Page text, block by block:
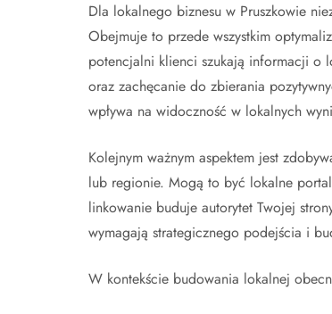
Dla lokalnego biznesu w Pruszkowie
Obejmuje to przede wszystkim
potencjalni klienci szukają informacji o
oraz zachęcanie do zbierania
wpływa na widoczność w lokalnych
Kolejnym ważnym aspektem jest
lub regionie. Mogą to być lokalne
linkowanie buduje autorytet Twojej
wymagają strategicznego podejścia i
W kontekście budowania lokalnej